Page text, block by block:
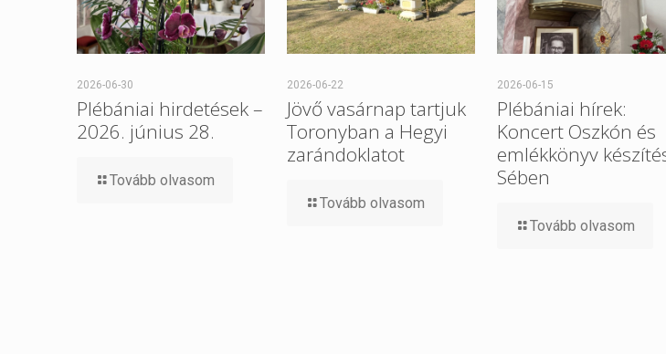
2026-06-30
Plébániai hirdetések –
2026. június 28.
Tovább olvasom
2026-06-22
Jövő vasárnap tartjuk
Toronyban a Hegyi
zarándoklatot
Tovább olvasom
2026-06-15
Plébániai hírek:
Koncert Oszkón és
emlékkönyv
Sében
Tovább olvasom